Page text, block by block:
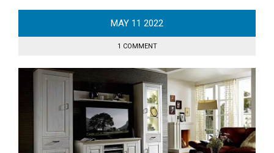
MAY 11 2022
1 COMMENT